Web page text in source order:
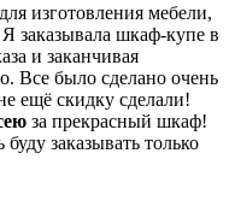
изготовления мебели,
заказывала шкаф-купе в
и заканчивая
Все было сделано очень
ещё скидку сделали!
за прекрасный шкаф!
заказывать только